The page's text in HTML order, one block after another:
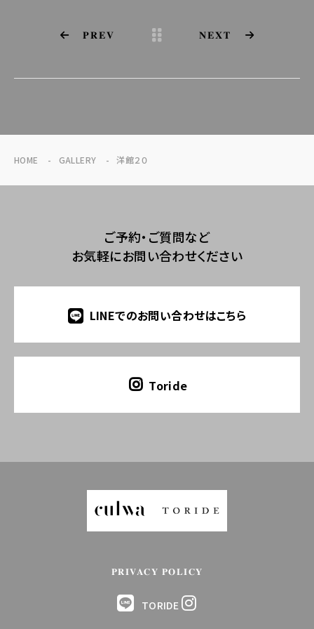
PREV NEXT
HOME GALLERY 洋館２０
ご予約・ご質問など
お気軽にお問い合わせください
LINEでのお問い合わせはこちら
Toride
PRIVACY POLICY
TORIDE